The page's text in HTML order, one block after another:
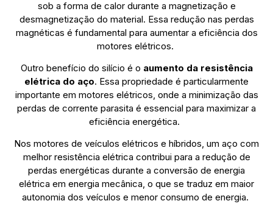
sob a forma de calor durante a magnetização e
desmagnetização do material. Essa redução nas perdas
magnéticas é fundamental para aumentar a eficiência dos
motores elétricos.
Outro benefício do silício é o aumento da resistência
elétrica do aço. Essa propriedade é particularmente
importante em motores elétricos, onde a minimização das
perdas de corrente parasita é essencial para maximizar a
eficiência energética.
Nos motores de veículos elétricos e híbridos, um aço com
melhor resistência elétrica contribui para a redução de
perdas energéticas durante a conversão de energia
elétrica em energia mecânica, o que se traduz em maior
autonomia dos veículos e menor consumo de energia.